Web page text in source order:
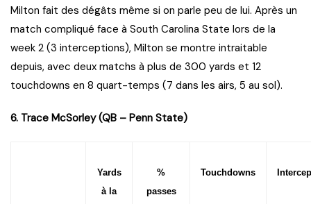
Milton fait des dégâts même si on parle peu de lui. Après un
match compliqué face à South Carolina State lors de la
week 2 (3 interceptions), Milton se montre intraitable
depuis, avec deux matchs à plus de 300 yards et 12
touchdowns en 8 quart-temps (7 dans les airs, 5 au sol).
6. Trace McSorley (QB – Penn State)
Yards
à la
%
passes
Touchdowns